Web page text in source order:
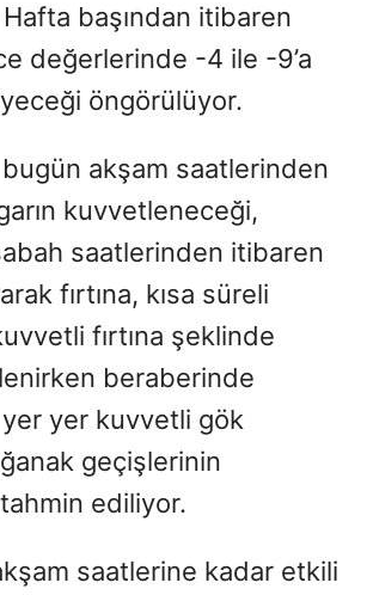
Hafta başından itibaren
değerlerinde -4 ile -9’a
öngörülüyor.
akşam saatlerinden
kuvvetleneceği,
saatlerinden itibaren
fırtına, kısa süreli
fırtına şeklinde
beraberinde
yer kuvvetli gök
geçişlerinin
ediliyor.
saatlerine kadar etkili